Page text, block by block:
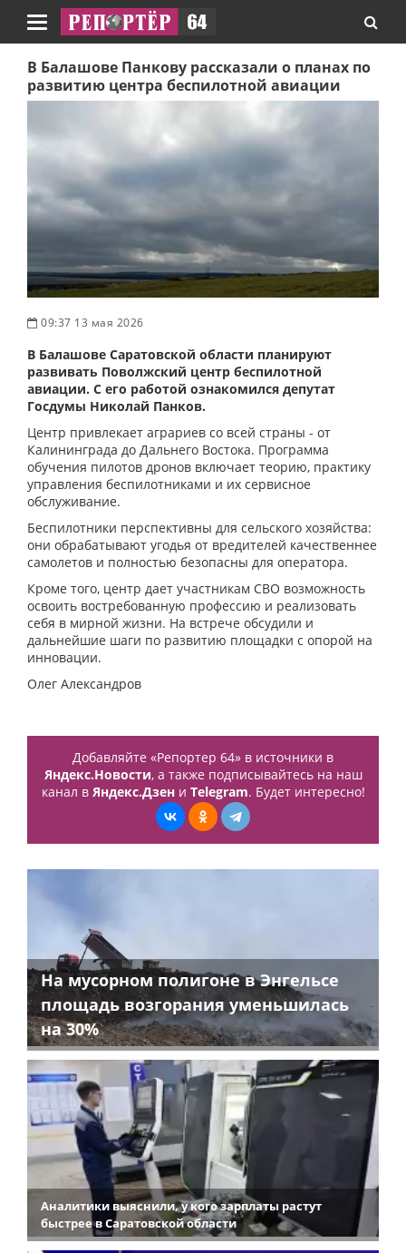
Навигация
В Балашове Панкову рассказали о планах по
развитию центра беспилотной авиации
09:37 13 мая 2026
В Балашове Саратовской области планируют
развивать Поволжский центр беспилотной
авиации. С его работой ознакомился депутат
Госдумы Николай Панков.
Центр привлекает аграриев со всей страны - от
Калининграда до Дальнего Востока. Программа
обучения пилотов дронов включает теорию, практику
управления беспилотниками и их сервисное
обслуживание.
Беспилотники перспективны для сельского хозяйства:
они обрабатывают угодья от вредителей качественнее
самолетов и полностью безопасны для оператора.
Кроме того, центр дает участникам СВО возможность
освоить востребованную профессию и реализовать
себя в мирной жизни. На встрече обсудили и
дальнейшие шаги по развитию площадки с опорой на
инновации.
Олег Александров
Добавляйте «Репортер 64» в источники в
Яндекс.Новости, а также подписывайтесь на наш
канал в Яндекс.Дзени Telegram. Будет интересно!
На мусорном полигоне в Энгельсе
площадь возгорания уменьшилась
на 30%
Аналитики выяснили, у кого зарплаты растут
быстрее в Саратовской области